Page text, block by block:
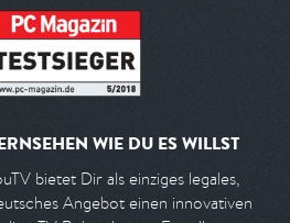
WIE DU ES WILLST
bietet Dir als einziges legales,
Angebot einen innovativen